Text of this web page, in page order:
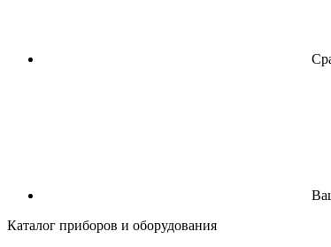
Каталог приборов и оборудования